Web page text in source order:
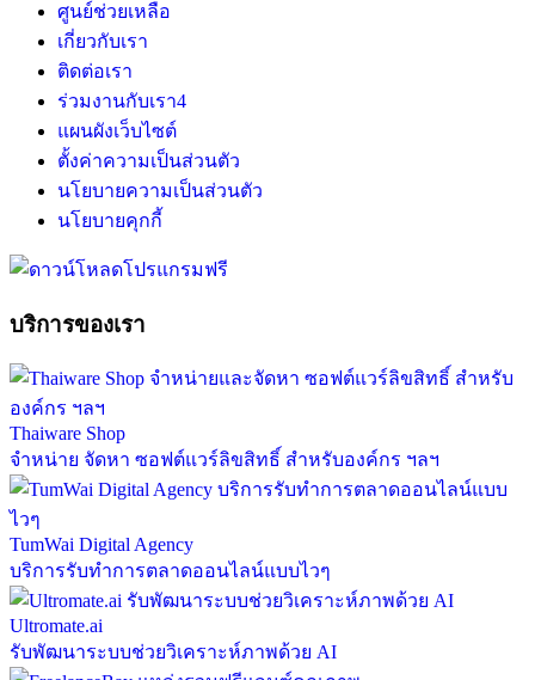
ศูนย์ช่วยเหลือ
เกี่ยวกับเรา
ติดต่อเรา
ร่วมงานกับเรา4
แผนผังเว็บไซต์
ตั้งค่าความเป็นส่วนตัว
นโยบายความเป็นส่วนตัว
นโยบายคุกกี้
บริการของเรา
Thaiware Shop
จำหน่าย จัดหา ซอฟต์แวร์ลิขสิทธิ์ สำหรับองค์กร ฯลฯ
TumWai Digital Agency
บริการรับทำการตลาดออนไลน์แบบไวๆ
Ultromate.ai
รับพัฒนาระบบช่วยวิเคราะห์ภาพด้วย AI